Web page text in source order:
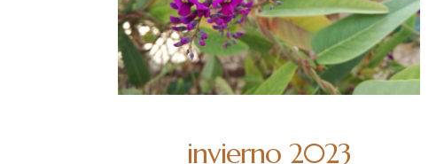
invierno 2023